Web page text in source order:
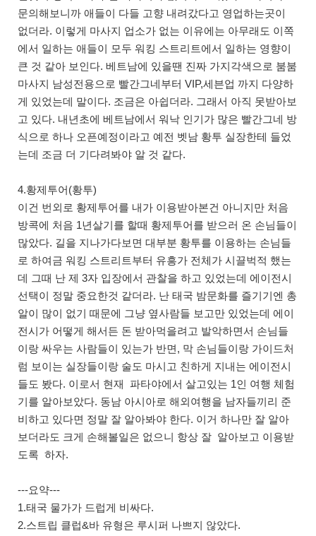
문의해보니까 애들이 다들 고향 내려갔다고 영업하는곳이
없더라. 이렇게 마사지 업소가 없는 이유에는 아무래도 이쪽
에서 일하는 애들이 모두 워킹 스트리트에서 일하는 영향이
큰 것 같아 보인다. 베트남에 있을땐 진짜 가지각색으로 붐붐
마사지 남성전용으로 빨간그네부터 VIP,세븐업 까지 다양하
게 있었는데 말이다. 조금은 아쉽더라. 그래서 아직 못받아보
고 있다. 내년초에 베트남에서 워낙 인기가 많은 빨간그네 방
식으로 하나 오픈예정이라고 예전 벳남 황투 실장한테 들었
는데 조금 더 기다려봐야 알 것 같다.
4.황제투어(황투)
이건 번외로 황제투어를 내가 이용받아본건 아니지만 처음
방콕에 처음 1년살기를 할때 황제투어를 받으러 온 손님들이
많았다. 길을 지나가다보면 대부분 황투를 이용하는 손님들
로 하여금 워킹 스트리트부터 유흥가 전체가 시끌벅적 했는
데 그때 난 제 3자 입장에서 관찰을 하고 있었는데 에이전시
선택이 정말 중요한것 같더라. 난 태국 밤문화를 즐기기엔 총
알이 많이 없기 때문에 그냥 옆사람들 보고만 있었는데 에이
전시가 어떻게 해서든 돈 받아먹을려고 발악하면서 손님들
이랑 싸우는 사람들이 있는가 반면, 막 손님들이랑 가이드처
럼 보이는 실장들이랑 술도 마시고 친하게 지내는 에이전시
들도 봤다. 이로서 현재 파타야에서 살고있는 1인 여행 체험
기를 알아보았다. 동남 아시아로 해외여행을 남자들끼리 준
비하고 있다면 정말 잘 알아봐야 한다. 이거 하나만 잘 알아
보더라도 크게 손해볼일은 없으니 항상 잘 알아보고 이용받
도록 하자.
---요약---
1.태국 물가가 드럽게 비싸다.
2.스트립 클럽&바 유형은 루시퍼 나쁘지 않았다.